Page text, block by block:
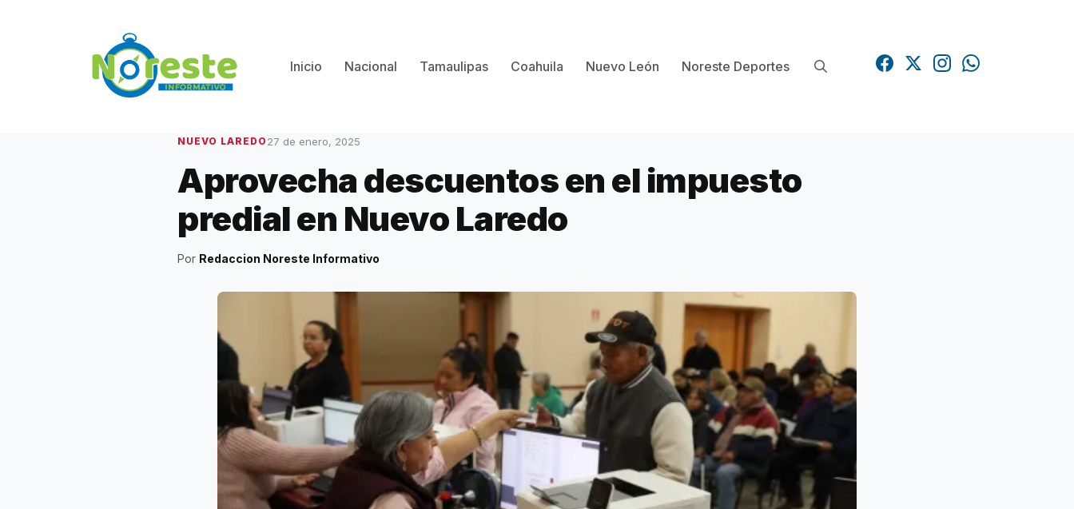
Inicio
Nacional Tamaulipas Coahuila Nuevo León Noreste Deportes
NUEVO LAREDO 27 de enero, 2025
Aprovecha descuentos en el impuesto
predial en Nuevo Laredo
Por Redaccion Noreste Informativo